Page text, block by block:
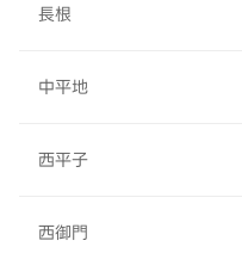
長根
中平地
西平子
西御門